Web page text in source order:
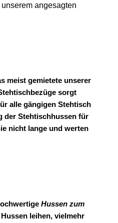
angesagten
meist gemietete unserer
sorgt
alle gängigen Stehtisch
der Stehtischhussen für
nicht lange und werten
Hussen zum
leihen, vielmehr